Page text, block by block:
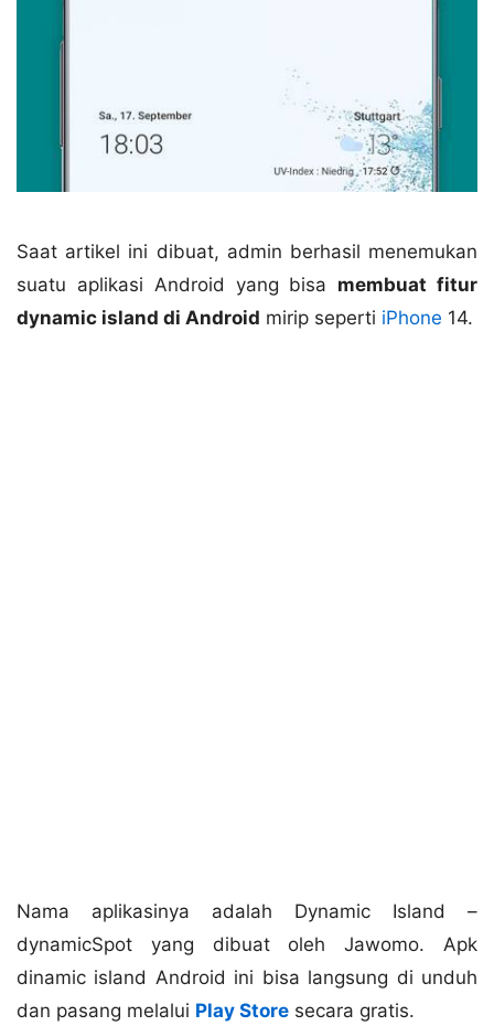
Saat artikel ini dibuat, admin berhasil menemukan
suatu aplikasi Android yang bisa membuat fitur
dynamic island di Android mirip seperti iPhone 14.
Nama aplikasinya adalah Dynamic Island –
dynamicSpot yang dibuat oleh Jawomo. Apk
dinamic island Android ini bisa langsung di unduh
dan pasang melalui Play Store secara gratis.